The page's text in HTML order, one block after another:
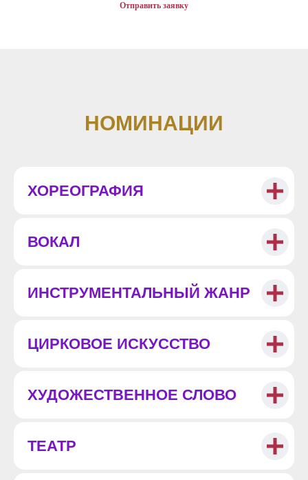
Отправить заявку
НОМИНАЦИИ
ХОРЕОГРАФИЯ
ВОКАЛ
ИНСТРУМЕНТАЛЬНЫЙ ЖАНР
ЦИРКОВОЕ ИСКУССТВО
ХУДОЖЕСТВЕННОЕ СЛОВО
ТЕАТР